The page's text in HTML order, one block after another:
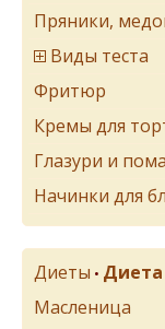
Пряники,
Виды теста
Фритюр
Кремы для
Глазури и
Начинки для
Диеты •
Масленица